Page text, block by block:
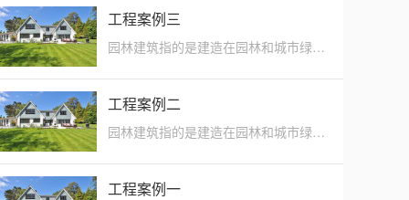
工程案例三
园林建筑指的是建造在园林和城市绿化地段内供人们游憩或观赏用的建筑物，常见的有亭、···
工程案例二
园林建筑指的是建造在园林和城市绿化地段内供人们游憩或观赏用的建筑物，常见的有亭、···
工程案例一